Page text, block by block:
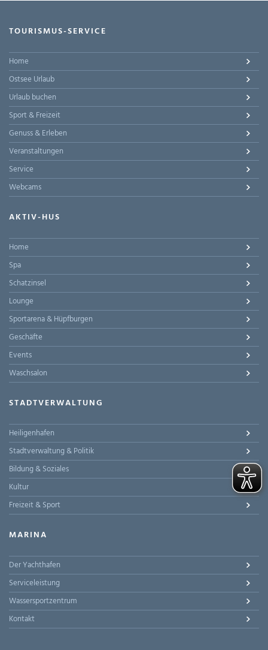
TOURISMUS-SERVICE
Home
Ostsee Urlaub
Urlaub buchen
Sport & Freizeit
Genuss & Erleben
Veranstaltungen
Service
Webcams
AKTIV-HUS
Home
Spa
Schatzinsel
Lounge
Sportarena & Hüpfburgen
Geschäfte
Events
Waschsalon
STADTVERWALTUNG
Heiligenhafen
Stadtverwaltung & Politik
Bildung & Soziales
Kultur
Freizeit & Sport
MARINA
Der Yachthafen
Serviceleistung
Wassersportzentrum
Kontakt